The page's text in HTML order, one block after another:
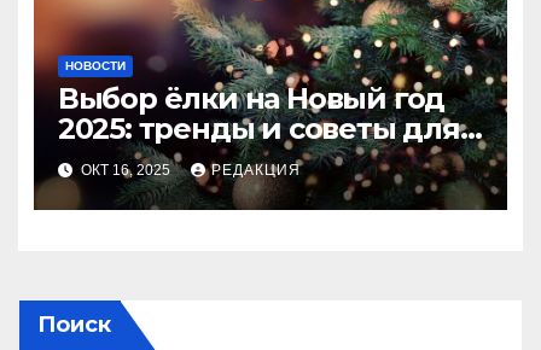
НОВОСТИ
Выбор ёлки на Новый год
2025: тренды и советы для
идеального праздника
ОКТ 16, 2025 РЕДАКЦИЯ
Поиск